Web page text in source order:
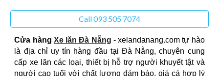
Call 093 505 7074
Cửa hàng Xe lăn Đà Nẵng - xelandanang.com tự hào
là địa chỉ uy tín hàng đầu tại Đà Nẵng, chuyên cung
cấp xe lăn các loại, thiết bị hỗ trợ người khuyết tật và
người cao tuổi với chất lượng đảm bảo, giá cả hợp lý